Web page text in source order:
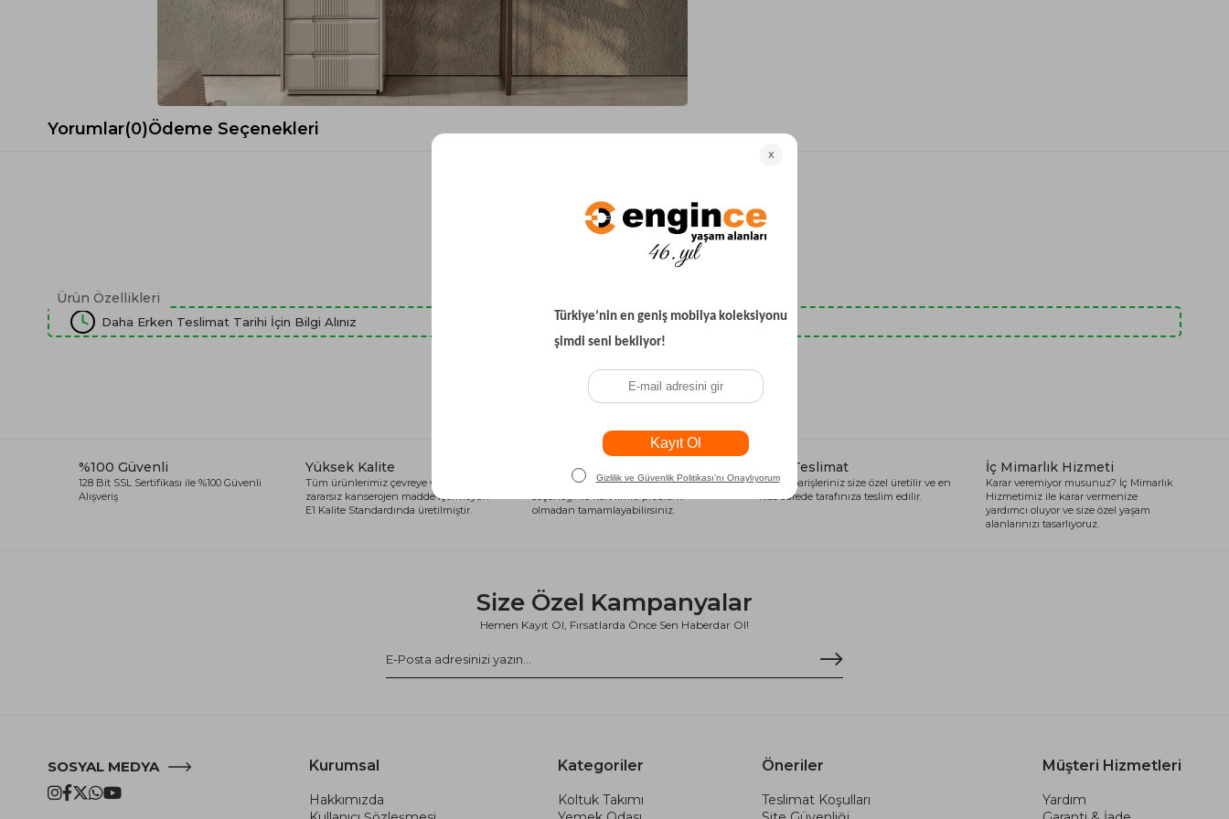
Spor Koltuk Takımı
Gri Koltuk Takımı
Büro Koltuk Takımı
Ev Tekstili
Siyah TV Ünitesi
Şömineli TV Ünitesi
Dresuar
Yataklı Koltuk
Köşe Koltuk
Modern Köşe Koltuk
Ekonomik Köşe Koltuk
Yorumlar(0)Ödeme Seçenekleri
Ürün Özellikleri
Daha Erken Teslimat Tarihi İçin Bilgi Alınız
Son Baktıklarınız
%100 Güvenli
128 Bit SSL Sertifikası ile %100 Güvenli
Alışveriş
Yüksek Kalite
Tüm ürünlerimiz çevreye ve sağlığa
zararsız kanserojen madde içermeyen
E1 Kalite Standardında üretilmiştir.
Alışveriş Kredisi
Siparişlerinizi anında alışveriş kredisi
seçeneği ile kart limiti problemi
olmadan tamamlayabilirsiniz.
Hızlı Teslimat
Tüm siparişleriniz size özel üretilir ve en
kısa sürede tarafınıza teslim edilir.
İç Mimarlık Hizmeti
Karar veremiyor musunuz? İç Mimarlık
Hizmetimiz ile karar vermenize
yardımcı oluyor ve size özel yaşam
alanlarınızı tasarlıyoruz.
Size Özel Kampanyalar
Hemen Kayıt Ol, Fırsatlarda Önce Sen Haberdar Ol!
SOSYAL MEDYA Kurumsal
Hakkımızda
Kategoriler
Koltuk Takımı
Öneriler
Teslimat Koşulları
Müşteri Hizmetleri
Yardım